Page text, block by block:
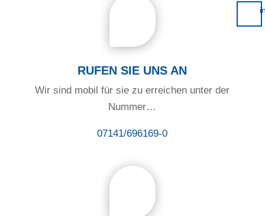
RUFEN SIE UNS AN
Wir sind mobil für sie zu erreichen unter der
Nummer…
07141/696169-0